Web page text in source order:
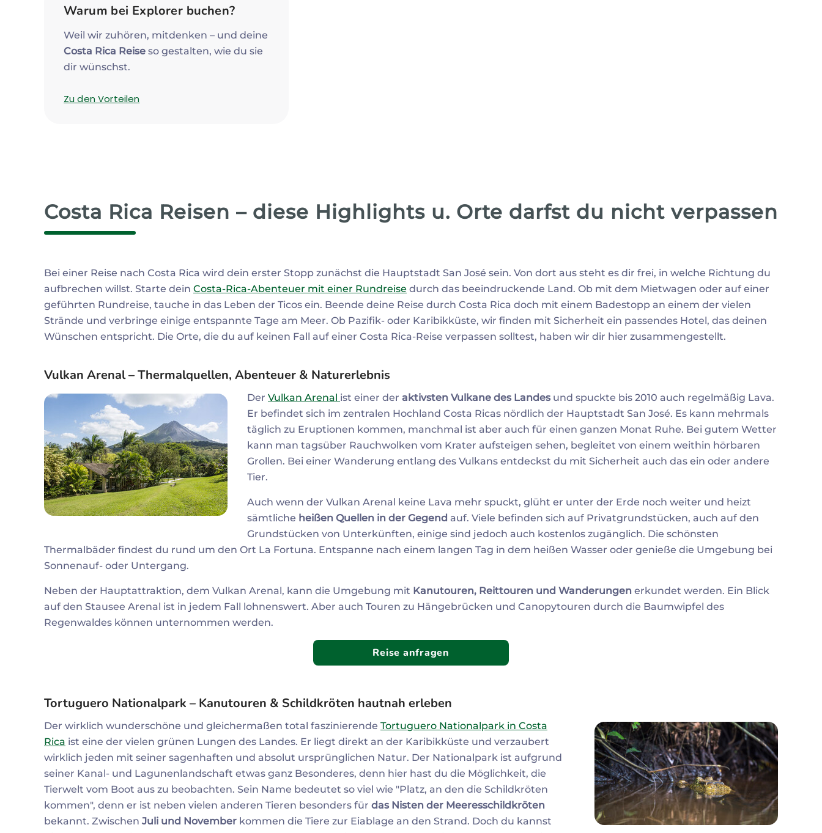
Warum bei Explorer buchen?
Weil wir zuhören, mitdenken – und deine
Costa Rica Reise so gestalten, wie du sie
dir wünschst.
Zu den Vorteilen
Costa Rica Reisen – diese Highlights u. Orte darfst du nicht verpassen
Bei einer Reise nach Costa Rica wird dein erster Stopp zunächst die Hauptstadt San José sein. Von dort aus steht es dir frei, in welche Richtung du
aufbrechen willst. Starte dein Costa-Rica-Abenteuer mit einer Rundreise durch das beeindruckende Land. Ob mit dem Mietwagen oder auf einer
geführten Rundreise, tauche in das Leben der Ticos ein. Beende deine Reise durch Costa Rica doch mit einem Badestopp an einem der vielen
Strände und verbringe einige entspannte Tage am Meer. Ob Pazifik- oder Karibikküste, wir finden mit Sicherheit ein passendes Hotel, das deinen
Wünschen entspricht. Die Orte, die du auf keinen Fall auf einer Costa Rica-Reise verpassen solltest, haben wir dir hier zusammengestellt.
Vulkan Arenal – Thermalquellen, Abenteuer & Naturerlebnis
Der Vulkan Arenal ist einer der aktivsten Vulkane des Landesund spuckte bis 2010 auch regelmäßig Lava.
Er befindet sich im zentralen Hochland Costa Ricas nördlich der Hauptstadt San José. Es kann mehrmals
täglich zu Eruptionen kommen, manchmal ist aber auch für einen ganzen Monat Ruhe. Bei gutem Wetter
kann man tagsüber Rauchwolken vom Krater aufsteigen sehen, begleitet von einem weithin hörbaren
Grollen. Bei einer Wanderung entlang des Vulkans entdeckst du mit Sicherheit auch das ein oder andere
Tier.
Auch wenn der Vulkan Arenal keine Lava mehr spuckt, glüht er unter der Erde noch weiter und heizt
sämtliche heißen Quellen in der Gegend auf. Viele befinden sich auf Privatgrundstücken, auch auf den
Grundstücken von Unterkünften, einige sind jedoch auch kostenlos zugänglich. Die schönsten
Thermalbäder findest du rund um den Ort La Fortuna. Entspanne nach einem langen Tag in dem heißen Wasser oder genieße die Umgebung bei
Sonnenauf- oder Untergang.
Neben der Hauptattraktion, dem Vulkan Arenal, kann die Umgebung mit Kanutouren, Reittouren und Wanderungen erkundet werden. Ein Blick
auf den Stausee Arenal ist in jedem Fall lohnenswert. Aber auch Touren zu Hängebrücken und Canopytouren durch die Baumwipfel des
Regenwaldes können unternommen werden.
Reise anfragen
Tortuguero Nationalpark – Kanutouren & Schildkröten hautnah erleben
Der wirklich wunderschöne und gleichermaßen total faszinierende Tortuguero Nationalpark in Costa
Rica ist eine der vielen grünen Lungen des Landes. Er liegt direkt an der Karibikküste und verzaubert
wirklich jeden mit seiner sagenhaften und absolut ursprünglichen Natur. Der Nationalpark ist aufgrund
seiner Kanal- und Lagunenlandschaft etwas ganz Besonderes, denn hier hast du die Möglichkeit, die
Tierwelt vom Boot aus zu beobachten. Sein Name bedeutet so viel wie "Platz, an den die Schildkröten
kommen", denn er ist neben vielen anderen Tieren besonders für das Nisten der Meeresschildkröten
bekannt. Zwischen Juli und November kommen die Tiere zur Eiablage an den Strand. Doch du kannst